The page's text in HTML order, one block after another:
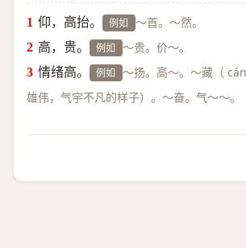
仰，高抬。 例如 ～首。～然。
高，贵。 例如 ～贵。价～。
情绪高。 例如 ～扬。高～。～藏（
雄伟，气宇不凡的样子）。～奋。气～～。